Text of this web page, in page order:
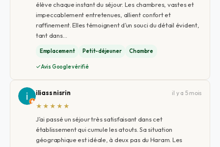
élève chaque instant du séjour. Les chambres, vastes et
impeccablement entretenues, allient confort et
raffinement. Elles témoignent d’un souci du détail évident,
tant dans…
Emplacement Petit-déjeuner Chambre
Avis Google vérifié
iliass nisrin
il y a 5 mois
★★★★★
J’ai passé un séjour très satisfaisant dans cet
établissement qui cumule les atouts. Sa situation
géographique est idéale, à deux pas du Haram. Les